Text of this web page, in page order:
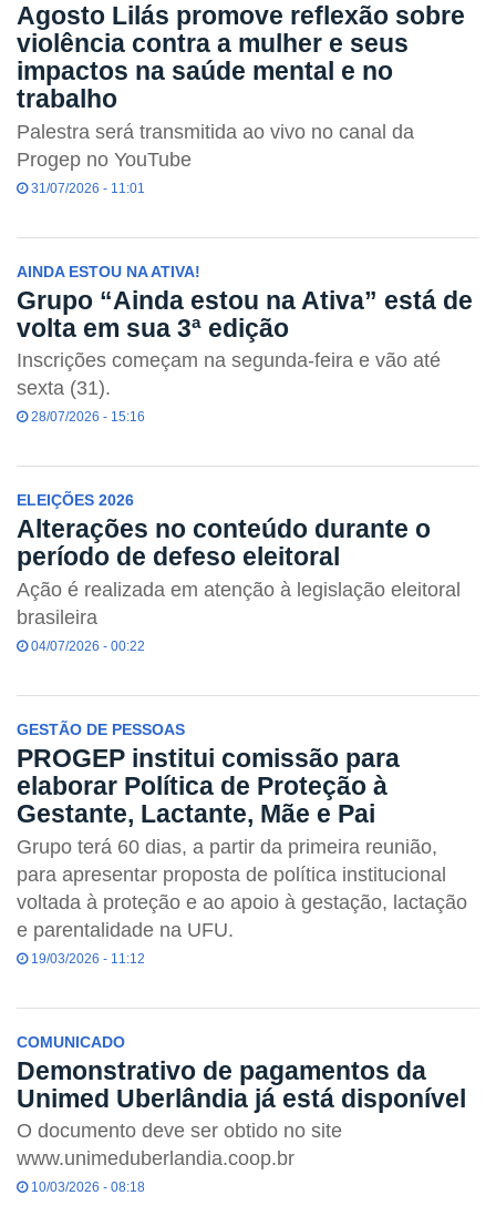
Agosto Lilás promove reflexão sobre
violência contra a mulher e seus
impactos na saúde mental e no
trabalho
Palestra será transmitida ao vivo no canal da
Progep no YouTube
31/07/2026 - 11:01
AINDA ESTOU NA ATIVA!
Grupo “Ainda estou na Ativa” está de
volta em sua 3ª edição
Inscrições começam na segunda-feira e vão até
sexta (31).
28/07/2026 - 15:16
ELEIÇÕES 2026
Alterações no conteúdo durante o
período de defeso eleitoral
Ação é realizada em atenção à legislação eleitoral
brasileira
04/07/2026 - 00:22
GESTÃO DE PESSOAS
PROGEP institui comissão para
elaborar Política de Proteção à
Gestante, Lactante, Mãe e Pai
Grupo terá 60 dias, a partir da primeira reunião,
para apresentar proposta de política institucional
voltada à proteção e ao apoio à gestação, lactação
e parentalidade na UFU.
19/03/2026 - 11:12
COMUNICADO
Demonstrativo de pagamentos da
Unimed Uberlândia já está disponível
O documento deve ser obtido no site
www.unimeduberlandia.coop.br
10/03/2026 - 08:18